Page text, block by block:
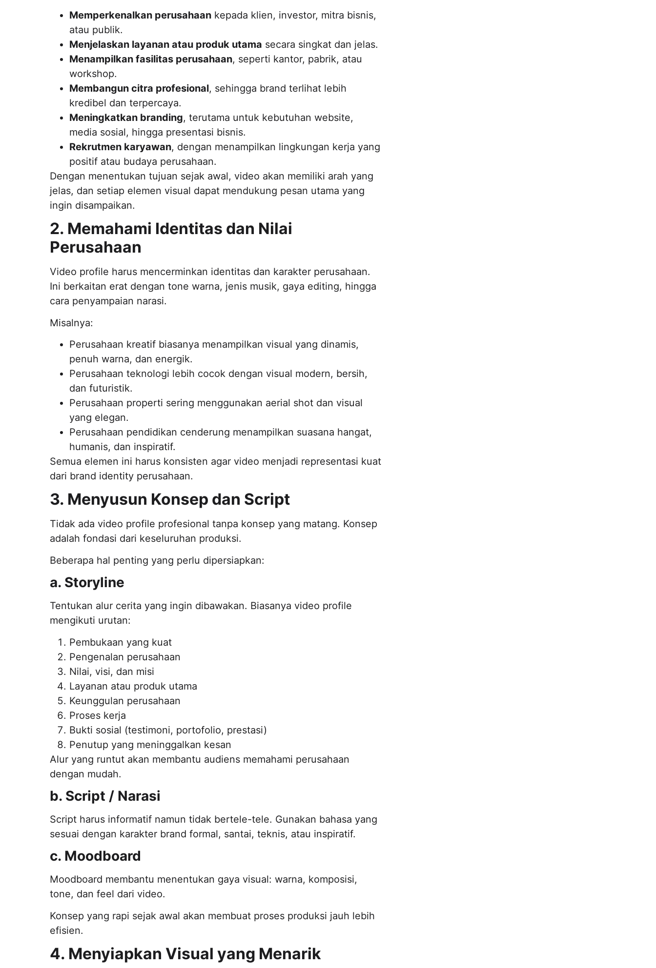
Memperkenalkan perusahaan kepada klien, investor, mitra bisnis,
atau publik.
Menjelaskan layanan atau produk utama secara singkat dan jelas.
Menampilkan fasilitas perusahaan, seperti kantor, pabrik, atau
workshop.
Membangun citra profesional, sehingga brand terlihat lebih
kredibel dan terpercaya.
Meningkatkan branding, terutama untuk kebutuhan website,
media sosial, hingga presentasi bisnis.
Rekrutmen karyawan, dengan menampilkan lingkungan kerja yang
positif atau budaya perusahaan.
Dengan menentukan tujuan sejak awal, video akan memiliki arah yang
jelas, dan setiap elemen visual dapat mendukung pesan utama yang
ingin disampaikan.
2. Memahami Identitas dan Nilai
Perusahaan
Video profile harus mencerminkan identitas dan karakter perusahaan.
Ini berkaitan erat dengan tone warna, jenis musik, gaya editing, hingga
cara penyampaian narasi.
Misalnya:
Perusahaan kreatif biasanya menampilkan visual yang dinamis,
penuh warna, dan energik.
Perusahaan teknologi lebih cocok dengan visual modern, bersih,
dan futuristik.
Perusahaan properti sering menggunakan aerial shot dan visual
yang elegan.
Perusahaan pendidikan cenderung menampilkan suasana hangat,
humanis, dan inspiratif.
Semua elemen ini harus konsisten agar video menjadi representasi kuat
dari brand identity perusahaan.
3. Menyusun Konsep dan Script
Tidak ada video profile profesional tanpa konsep yang matang. Konsep
adalah fondasi dari keseluruhan produksi.
Beberapa hal penting yang perlu dipersiapkan:
a. Storyline
Tentukan alur cerita yang ingin dibawakan. Biasanya video profile
mengikuti urutan:
Pembukaan yang kuat
Pengenalan perusahaan
Nilai, visi, dan misi
Layanan atau produk utama
Keunggulan perusahaan
Proses kerja
Bukti sosial (testimoni, portofolio, prestasi)
Penutup yang meninggalkan kesan
Alur yang runtut akan membantu audiens memahami perusahaan
dengan mudah.
b. Script / Narasi
Script harus informatif namun tidak bertele-tele. Gunakan bahasa yang
sesuai dengan karakter brand formal, santai, teknis, atau inspiratif.
c. Moodboard
Moodboard membantu menentukan gaya visual: warna, komposisi,
tone, dan feel dari video.
Konsep yang rapi sejak awal akan membuat proses produksi jauh lebih
efisien.
4. Menyiapkan Visual yang Menarik